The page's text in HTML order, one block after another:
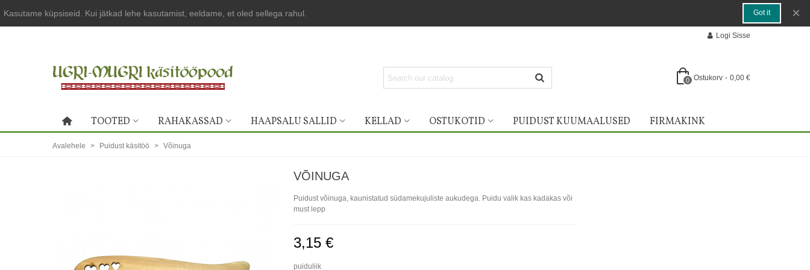
Kasutame küpsiseid. Kui jätkad lehe kasutamist, eeldame, et oled sellega rahul. Got it ×
Logi Sisse
0 Ostukorv - 0,00 €
TOOTED RAHAKASSAD HAAPSALU SALLID KELLAD OSTUKOTID PUIDUST KUUMAALUSED FIRMAKINK
Avalehele > Puidust käsitöö > Võinuga
VÕINUGA
Puidust võinuga, kaunistatud südamekujuliste aukudega. Puidu valik kas kadakas või
must lepp
3,15 €
puiduliik